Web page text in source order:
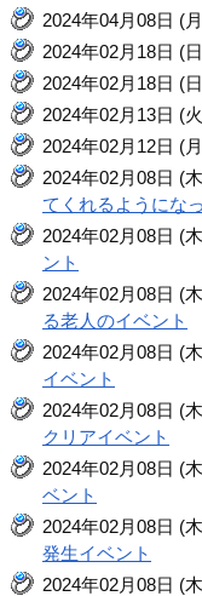
2024年04月08日 (
2024年02月18日 (
2024年02月18日 (
2024年02月13日 (
2024年02月12日 (
2024年02月08日 (
てくれるようにな
2024年02月08日 (
ント
2024年02月08日 (
る老人のイベント
2024年02月08日 (
イベント
2024年02月08日 (
クリアイベント
2024年02月08日 (
ベント
2024年02月08日 (
発生イベント
2024年02月08日 (